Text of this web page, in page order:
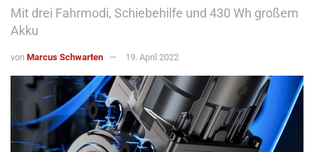
Mit drei Fahrmodi, Schiebehilfe und 430 Wh großem
Akku
von Marcus Schwarten 19. April 2022